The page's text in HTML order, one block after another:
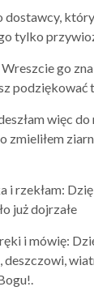
tylko
go
podziękować
więc
zmieliłem
i rzekłam:
już dojrzałe
i mówię: